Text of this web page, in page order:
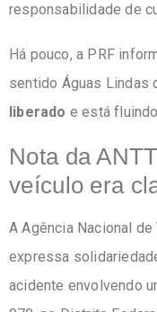
responsabilidade de
Há pouco, a PRF
sentido Águas Lindas
liberado e está
Nota da
veículo era
A Agência Nacional
expressa
acidente envolvendo